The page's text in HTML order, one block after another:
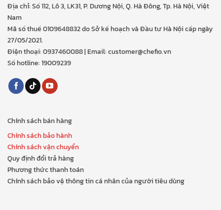
Địa chỉ: Số 112, Lô 3, LK31, P. Dương Nội, Q. Hà Đông, Tp. Hà Nội, Việt
Nam
Mã số thuế 0109648832 do Sở kế hoạch và Đầu tư Hà Nội cấp ngày
27/05/2021.
Điện thoại: 0937460088 | Email: customer@chefio.vn
Số hotline: 19009239
Chính sách bán hàng
Chính sách bảo hành
Chính sách vận chuyển
Quy định đổi trả hàng
Phương thức thanh toán
Chính sách bảo vệ thông tin cá nhân của người tiêu dùng